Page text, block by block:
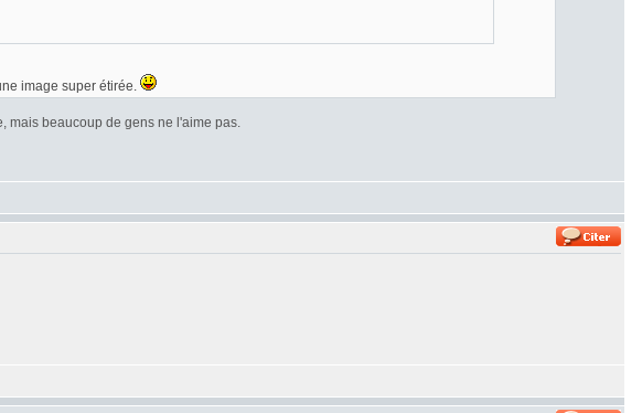
image super étirée.
mais beaucoup de gens ne l'aime pas.